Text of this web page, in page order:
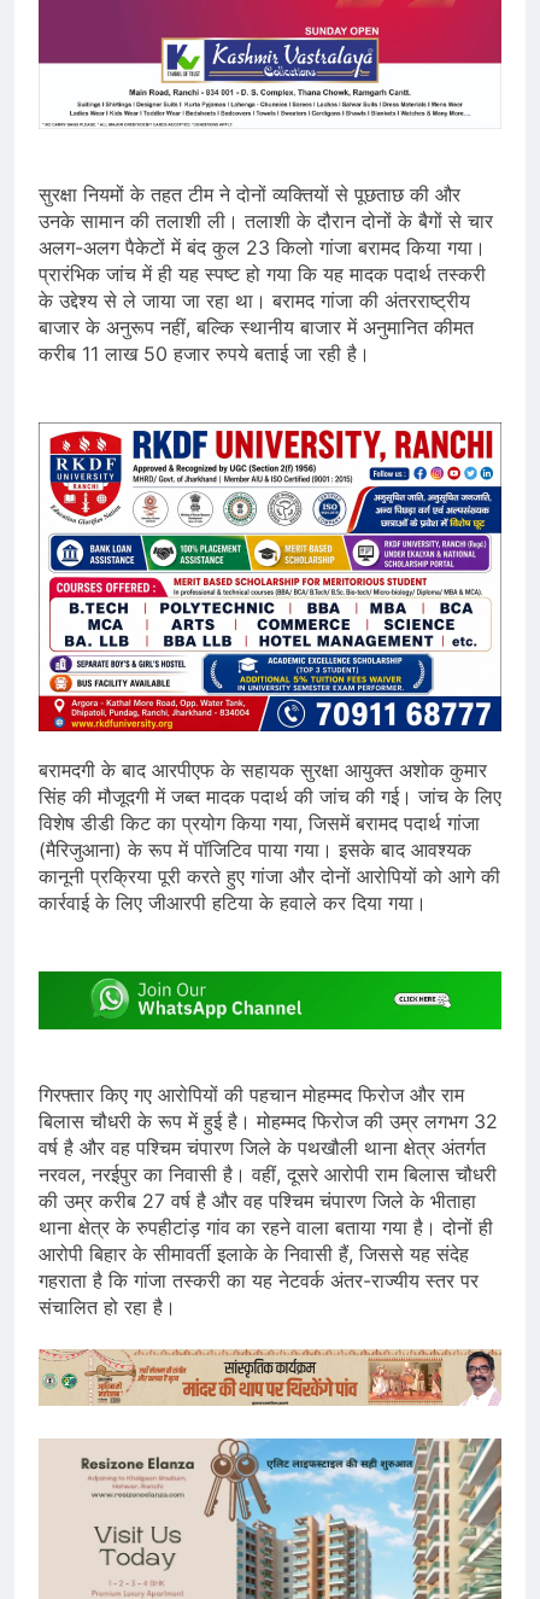
सुरक्षा नियमों के तहत टीम ने दोनों व्यक्तियों से पूछताछ की और
उनके सामान की तलाशी ली। तलाशी के दौरान दोनों के बैगों से चार
अलग-अलग पैकेटों में बंद कुल 23 किलो गांजा बरामद किया गया।
प्रारंभिक जांच में ही यह स्पष्ट हो गया कि यह मादक पदार्थ तस्करी
के उद्देश्य से ले जाया जा रहा था। बरामद गांजा की अंतरराष्ट्रीय
बाजार के अनुरूप नहीं, बल्कि स्थानीय बाजार में अनुमानित कीमत
करीब 11 लाख 50 हजार रुपये बताई जा रही है।
बरामदगी के बाद आरपीएफ के सहायक सुरक्षा आयुक्त अशोक कुमार
सिंह की मौजूदगी में जब्त मादक पदार्थ की जांच की गई। जांच के लिए
विशेष डीडी किट का प्रयोग किया गया, जिसमें बरामद पदार्थ गांजा
(मैरिजुआना) के रूप में पॉजिटिव पाया गया। इसके बाद आवश्यक
कानूनी प्रक्रिया पूरी करते हुए गांजा और दोनों आरोपियों को आगे की
कार्रवाई के लिए जीआरपी हटिया के हवाले कर दिया गया।
गिरफ्तार किए गए आरोपियों की पहचान मोहम्मद फिरोज और राम
बिलास चौधरी के रूप में हुई है। मोहम्मद फिरोज की उम्र लगभग 32
वर्ष है और वह पश्चिम चंपारण जिले के पथखौली थाना क्षेत्र अंतर्गत
नरवल, नरईपुर का निवासी है। वहीं, दूसरे आरोपी राम बिलास चौधरी
की उम्र करीब 27 वर्ष है और वह पश्चिम चंपारण जिले के भीताहा
थाना क्षेत्र के रुपहीटांड़ गांव का रहने वाला बताया गया है। दोनों ही
आरोपी बिहार के सीमावर्ती इलाके के निवासी हैं, जिससे यह संदेह
गहराता है कि गांजा तस्करी का यह नेटवर्क अंतर-राज्यीय स्तर पर
संचालित हो रहा है।